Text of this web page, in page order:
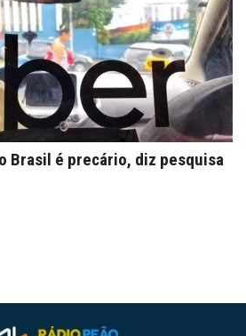
Brasil é precário, diz pesquisa